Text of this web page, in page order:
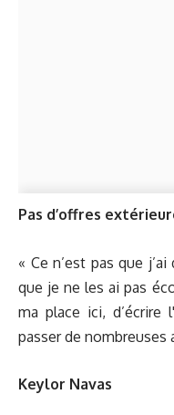
Pas d’offres
« Ce n’est pas que
que je ne les ai pas
ma place ici, d’écrire
passer de nombreuses
Keylor Navas